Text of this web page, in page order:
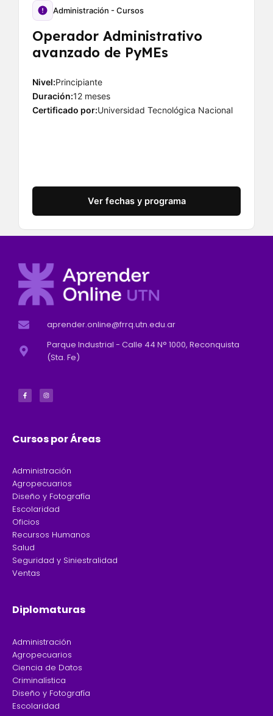
Administración - Cursos
Operador Administrativo
avanzado de PyMEs
Nivel:Principiante
Duración:12 meses
Certificado por:Universidad Tecnológica Nacional
Ver fechas y programa
aprender.online@frrq.utn.edu.ar
Parque Industrial - Calle 44 N° 1000, Reconquista
(Sta. Fe)
c
e
b
s
t
a
Cursos por Áreas
Administración
Agropecuarios
Diseño y Fotografía
Escolaridad
Oficios
Recursos Humanos
Salud
Seguridad y Siniestralidad
Ventas
Diplomaturas
Administración
Agropecuarios
Ciencia de Datos
Criminalística
Diseño y Fotografía
Escolaridad